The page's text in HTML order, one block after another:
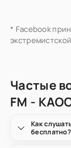
* Facebook
Частые
FM -
Как
бесплатно?